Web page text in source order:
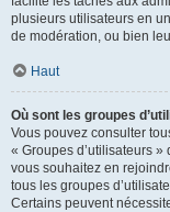
plusieurs utilisateurs en
de modération, ou bien
Haut
Où sont les groupes
Vous pouvez consulter
« Groupes d’utilisateurs
vous souhaitez en
tous les groupes
Certains peuvent